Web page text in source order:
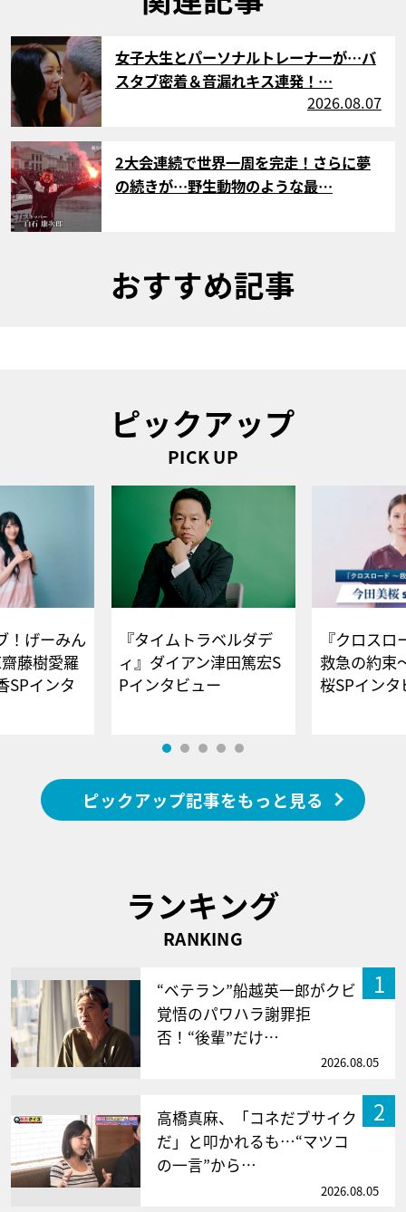
サムネイル
女子大生とパーソナルトレーナーが…バ
スタブ密着＆音漏れキス連発！…
2026.08.07
サムネイル
2大会連続で世界一周を完走！さらに夢
の続きが…野生動物のような最…
おすすめ記事
ピックアップ
PICK UP
！げーみん
藤樹愛羅
SPインタ
『タイムトラベルダデ
ィ』ダイアン津田篤宏S
Pインタビュー
『クロス
救急の約束
桜SPイ
ピックアップ記事をもっと見る
ランキング
RANKING
1
“ベテラン”船越英一郎がクビ
覚悟のパワハラ謝罪拒
否！“後輩”だけ…
2026.08.05
2
高橋真麻、「コネだブサイク
だ」と叩かれるも…“マツコ
の一言”から…
2026.08.05